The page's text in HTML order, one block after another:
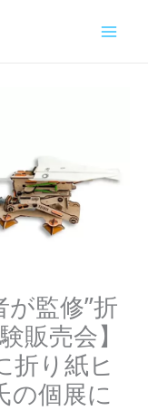
が監修”折
販売会】
折り紙ヒ
の個展に